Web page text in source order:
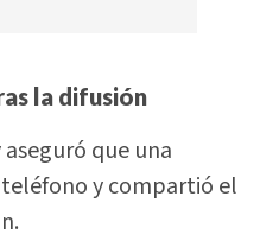
la difusión
que una
y compartió el